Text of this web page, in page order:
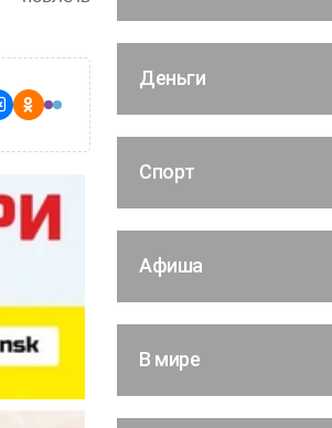
Деньги
Спорт
Афиша
В мире